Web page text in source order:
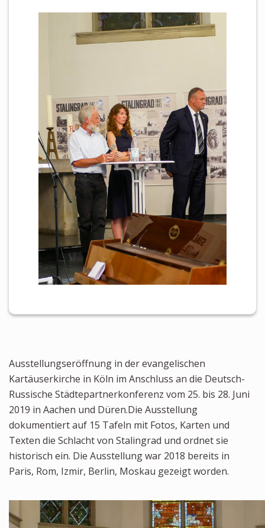
Ausstellungseröffnung in der evangelischen
Kartäuserkirche in Köln im Anschluss an die Deutsch-
Russische Städtepartnerkonferenz vom 25. bis 28. Juni
2019 in Aachen und Düren.Die Ausstellung
dokumentiert auf 15 Tafeln mit Fotos, Karten und
Texten die Schlacht von Stalingrad und ordnet sie
historisch ein. Die Ausstellung war 2018 bereits in
Paris, Rom, Izmir, Berlin, Moskau gezeigt worden.
Newsletter
KALENDER